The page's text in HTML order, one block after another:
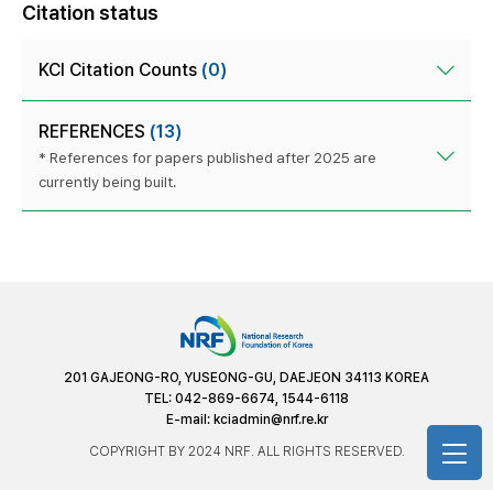
Citation status
KCI Citation Counts (0)
REFERENCES (13)
* References for papers published after 2025 are
currently being built.
201 GAJEONG-RO, YUSEONG-GU, DAEJEON 34113 KOREA
TEL: 042-869-6674, 1544-6118
E-mail: kciadmin@nrf.re.kr
COPYRIGHT BY 2024 NRF. ALL RIGHTS RESERVED.